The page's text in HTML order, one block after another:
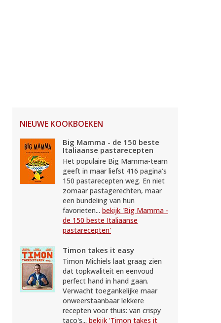
NIEUWE KOOKBOEKEN
Big Mamma - de 150 beste
Italiaanse pastarecepten
Het populaire Big Mamma-team
geeft in maar liefst 416 pagina's
150 pastarecepten weg. En niet
zomaar pastagerechten, maar
een bundeling van hun
favorieten... bekijk 'Big Mamma -
de 150 beste Italiaanse
pastarecepten'
Timon takes it easy
Timon Michiels laat graag zien
dat topkwaliteit en eenvoud
perfect hand in hand gaan.
Verwacht toegankelijke maar
onweerstaanbaar lekkere
recepten voor thuis: van crispy
taco's... bekijk 'Timon takes it